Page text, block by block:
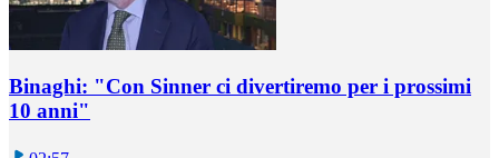
Binaghi: "Con Sinner ci divertiremo per i prossimi
10 anni"